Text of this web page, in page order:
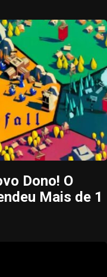
Dono! O
Mais de 1